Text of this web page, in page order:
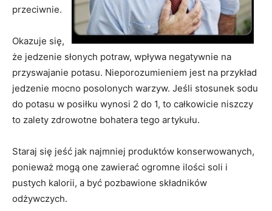
przeciwnie.
Okazuje się,
że jedzenie słonych potraw, wpływa negatywnie na
przyswajanie potasu. Nieporozumieniem jest na przykład
jedzenie mocno posolonych warzyw. Jeśli stosunek sodu
do potasu w posiłku wynosi 2 do 1, to całkowicie niszczy
to zalety zdrowotne bohatera tego artykułu.
Staraj się jeść jak najmniej produktów konserwowanych,
ponieważ mogą one zawierać ogromne ilości soli i
pustych kalorii, a być pozbawione składników
odżywczych.